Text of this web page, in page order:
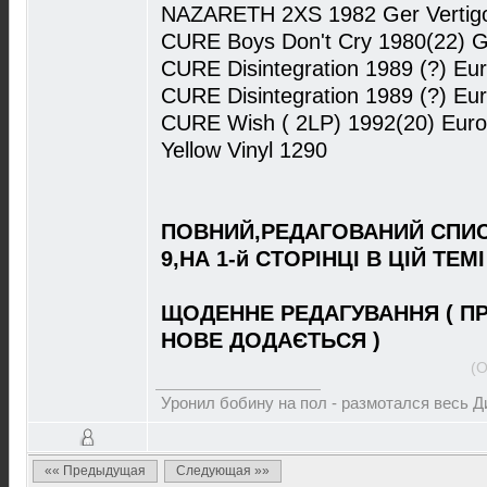
NAZARETH 2XS 1982 Ger
CURE Boys Don't Cry 1980(22)
CURE Disintegration 1989 (?)
CURE Disintegration 1989 (?)
CURE Wish ( 2LP) 1992(20)
Yellow Vinyl 1290
ПОВНИЙ,РЕДАГОВАНИЙ
9,НА 1-й СТОРІНЦІ В ЦІЙ ТЕМІ
ЩОДЕННЕ РЕДАГУВАННЯ (
НОВЕ ДОДАЄТЬСЯ )
Уронил бобину на пол - размотался весь
«« Предыдущая Следующая »»